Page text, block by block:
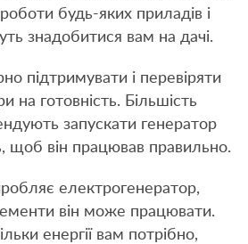
будь-яких приладів і
знадобитися вам на дачі.
підтримувати і перевіряти
на готовність. Більшість
запускати генератор
щоб він працював правильно.
електрогенератор,
він може працювати.
енергії вам потрібно,